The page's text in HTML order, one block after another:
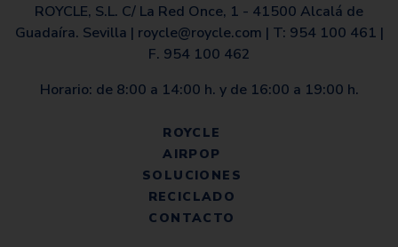
ROYCLE, S.L. C/ La Red Once, 1 - 41500 Alcalá de
Guadaíra. Sevilla | roycle@roycle.com | T: 954 100 461 |
F. 954 100 462
Horario: de 8:00 a 14:00 h. y de 16:00 a 19:00 h.
ROYCLE
AIRPOP
SOLUCIONES
RECICLADO
CONTACTO